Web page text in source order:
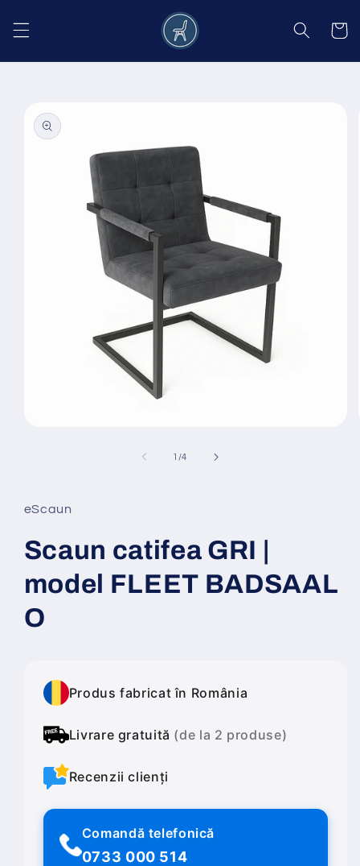
conținut
Coș
informațiile
despre
produs
fereastră
modală
1 /din
4
eScaun
Scaun catifea GRI |
model FLEET BADSAAL
O
Produs fabricat în România
Livrare gratuită (de la 2 produse)
Recenzii clienți
Comandă telefonică
0733 000 514